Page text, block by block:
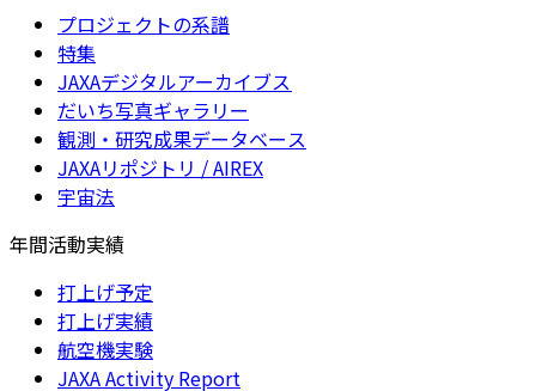
プロジェクトの系譜
特集
JAXAデジタルアーカイブス
だいち写真ギャラリー
観測・研究成果データベース
JAXAリポジトリ / AIREX
宇宙法
年間活動実績
打上げ予定
打上げ実績
航空機実験
JAXA Activity Report